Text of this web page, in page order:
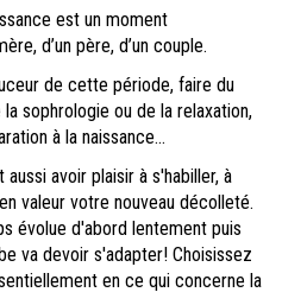
est un moment
d’un père, d’un couple.
de cette période, faire du
sophrologie ou de la relaxation,
à la naissance...
avoir plaisir à s'habiller, à
valeur votre nouveau décolleté.
évolue d'abord lentement puis
va devoir s'adapter! Choisissez
en ce qui concerne la